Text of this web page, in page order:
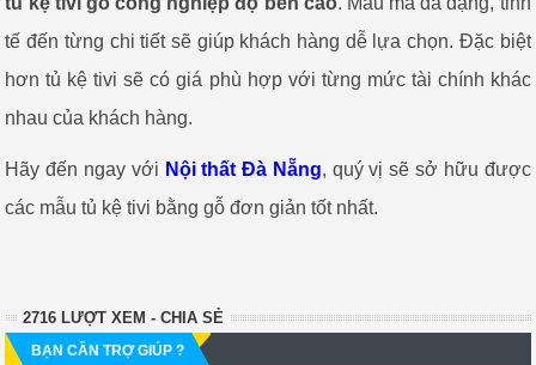
tế đến từng chi tiết sẽ giúp khách hàng dễ lựa chọn. Đặc biệt
hơn tủ kệ tivi sẽ có giá phù hợp với từng mức tài chính khác
nhau của khách hàng.
Hãy đến ngay với Nội thất Đà Nẵng, quý vị sẽ sở hữu được
các mẫu tủ kệ tivi bằng gỗ đơn giản tốt nhất.
2716 LƯỢT XEM - CHIA SẺ
BẠN CẦN TRỢ GIÚP ?